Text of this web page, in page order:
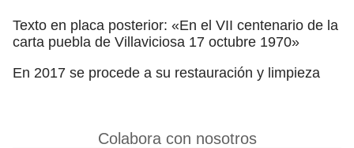
Texto en placa posterior: «En el VII centenario de la
carta puebla de Villaviciosa 17 octubre 1970»
En 2017 se procede a su restauración y limpieza
Colabora con nosotros